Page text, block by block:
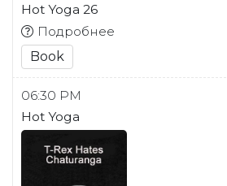
Hot Yoga 26
Подробнее
Book
06:30 PM
Hot Yoga